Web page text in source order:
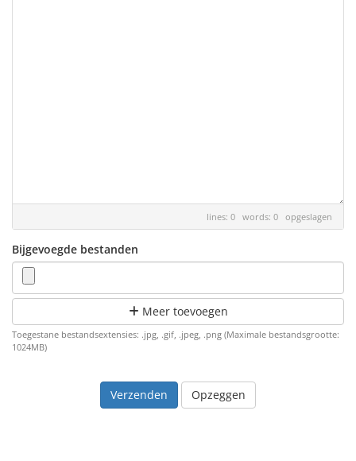
lines: 0 words: 0 opgeslagen
Bijgevoegde bestanden
Meer toevoegen
Toegestane bestandsextensies: .jpg, .gif, .jpeg, .png (Maximale bestandsgrootte:
1024MB)
Opzeggen